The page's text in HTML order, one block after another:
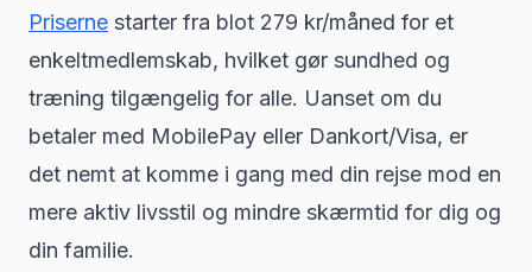
Priserne starter fra blot 279 kr/måned for et
enkeltmedlemskab, hvilket gør sundhed og
træning tilgængelig for alle. Uanset om du
betaler med MobilePay eller Dankort/Visa, er
det nemt at komme i gang med din rejse mod en
mere aktiv livsstil og mindre skærmtid for dig og
din familie.